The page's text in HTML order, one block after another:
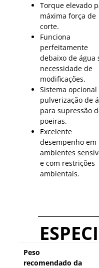
Torque elevado
máxima força de
corte.
Funciona
perfeitamente
debaixo de água
necessidade de
modificações.
Sistema opcional
pulverização de
para supressão
poeiras.
Excelente
desempenho em
ambientes
e com restrições
ambientais.
Peso
recomendado da